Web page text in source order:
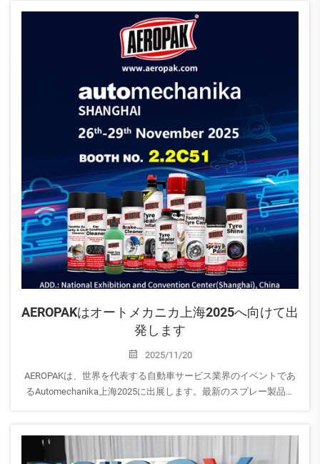
す！
AEROPAKはオートメカニカ上海2025へ向けて出
発します
2025/11/20
AEROPAKは、世界を代表する自動車サービス業界のイベントであ
るAutomechanika上海2025に出展します。最新のスプレー製品や